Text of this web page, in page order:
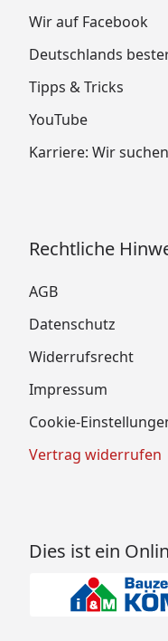
Wir auf Facebook
Deutschlands
Tipps & Tricks
YouTube
Karriere: Wir
Rechtliche
AGB
Datenschutz
Widerrufsrecht
Impressum
Cookie-
Vertrag widerrufen
Dies ist ein